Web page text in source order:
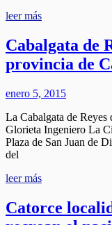
leer más
Cabalgata de
provincia de
enero 5, 2015
La Cabalgata de Reyes
Glorieta Ingeniero La
Plaza de San Juan de
del
leer más
Catorce